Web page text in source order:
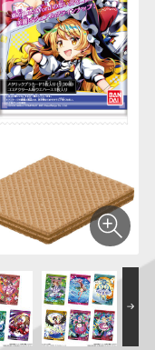
アンパンマン
サンリオキャラクタ
ーズ
たま
ポケモンスケールワ
キャラデコ